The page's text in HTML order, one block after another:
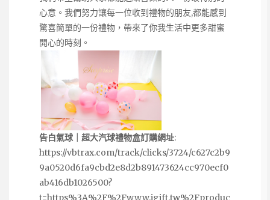
心意。我們努力讓每一位收到禮物的朋友,都能感到
驚喜簡單的一份禮物，帶來了你我生活中更多甜蜜
開心的時刻。
告白氣球｜超大汽球禮物盒訂購網址:
https://vbtrax.com/track/clicks/3724/c627c2b9
9a0520d6fa9cbd2e8d2b891473624cc970ecf0
ab416db1026500?
t=https%3A%2F%2Fwww.igift.tw%2Fproduc